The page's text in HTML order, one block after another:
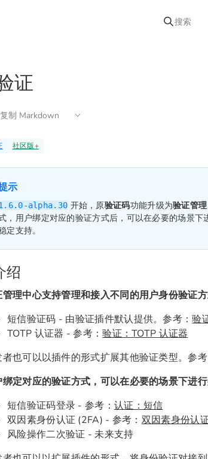
搜索
证
复制 Markdown
社区版+
示
alpha.30 开始，原验证码功能升级为验证管理
，用户绑定对应的验证方式后，可以在必要的场景下
定支持。
绍
理中心支持管理和接入不同的用户身份验证方
短信验证码 - 由验证插件默认提供。参考：验
TOTP 认证器 - 参考：验证：TOTP 认证器
者也可以以插件的形式扩展其他验证类型。参
定对应的验证方式，可以在必要的场景下进行
短信验证码登录 - 参考： 认证：短信
双因素身份认证 (2FA) - 参考： 双因素身份认
风险操作二次验证 - 未来支持